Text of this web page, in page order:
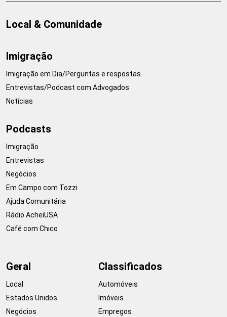
Local & Comunidade
Imigração
Imigração em Dia/Perguntas e respostas
Entrevistas/Podcast com Advogados
Notícias
Podcasts
Imigração
Entrevistas
Negócios
Em Campo com Tozzi
Ajuda Comunitária
Rádio AcheiUSA
Café com Chico
Geral
Local
Estados Unidos
Negócios
Classificados
Automóveis
Imóveis
Empregos